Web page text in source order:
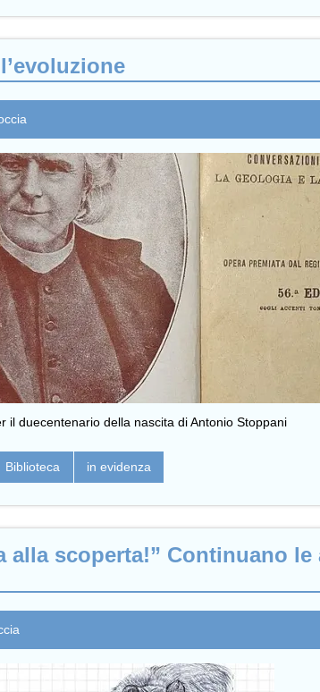
il duecentenario della nascita di Antonio Stoppani
Biblioteca in evidenza
alla scoperta!” Continuano